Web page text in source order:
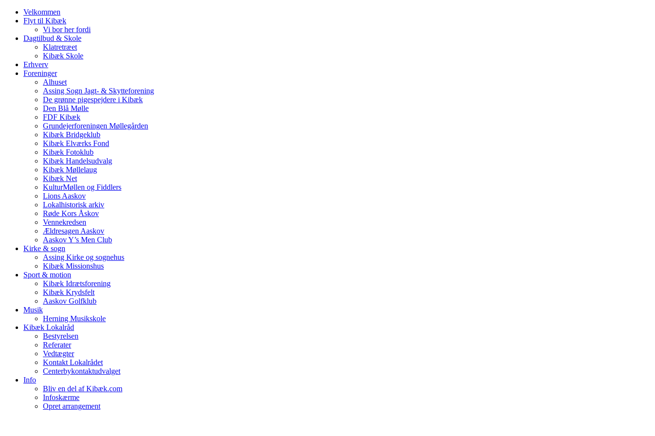
Velkommen
Flyt til Kibæk
Vi bor her fordi
Dagtilbud & Skole
Klatretræet
Kibæk Skole
Erhverv
Foreninger
Alhuset
Assing Sogn Jagt- & Skytteforening
De grønne pigespejdere i Kibæk
Den Blå Mølle
FDF Kibæk
Grundejerforeningen Møllegården
Kibæk Bridgeklub
Kibæk Elværks Fond
Kibæk Fotoklub
Kibæk Handelsudvalg
Kibæk Møllelaug
Kibæk Net
KulturMøllen og Fiddlers
Lions Aaskov
Lokalhistorisk arkiv
Røde Kors Åskov
Vennekredsen
Ældresagen Aaskov
Aaskov Y’s Men Club
Kirke & sogn
Assing Kirke og sognehus
Kibæk Missionshus
Sport & motion
Kibæk Idrætsforening
Kibæk Krydsfelt
Aaskov Golfklub
Musik
Herning Musikskole
Kibæk Lokalråd
Bestyrelsen
Referater
Vedtægter
Kontakt Lokalrådet
Centerbykontaktudvalget
Info
Bliv en del af Kibæk.com
Infoskærme
Opret arrangement